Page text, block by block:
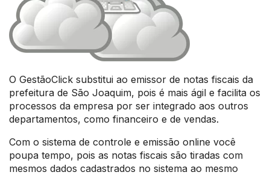
O GestãoClick substitui ao emissor de notas fiscais da
prefeitura de São Joaquim, pois é mais ágil e facilita os
processos da empresa por ser integrado aos outros
departamentos, como financeiro e de vendas.
Com o sistema de controle e emissão online você
poupa tempo, pois as notas fiscais são tiradas com
mesmos dados cadastrados no sistema ao mesmo